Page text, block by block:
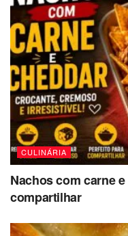
CULINÁRIA
Nachos com carne
compartilhar